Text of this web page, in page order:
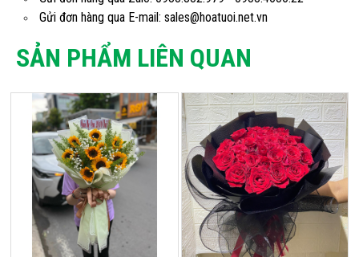
Gửi đơn hàng qua E-mail: sales@hoatuoi.net.vn
SẢN PHẨM LIÊN QUAN